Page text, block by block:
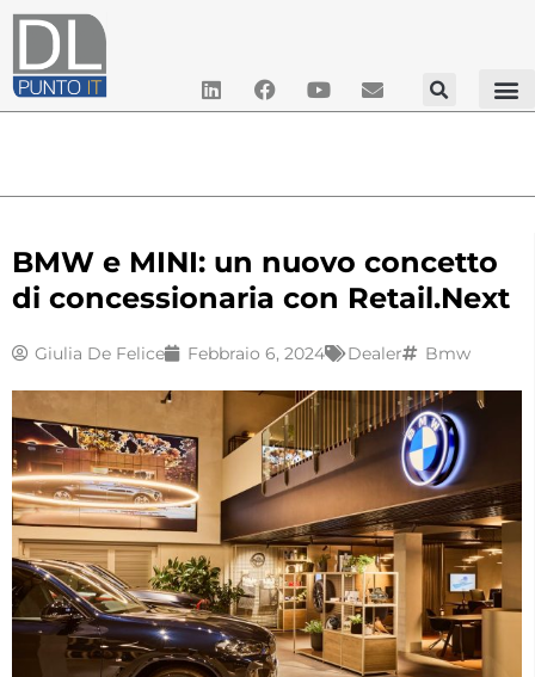
BMW e MINI: un nuovo concetto
di concessionaria con Retail.Next
Giulia De Felice Febbraio 6, 2024 Dealer Bmw